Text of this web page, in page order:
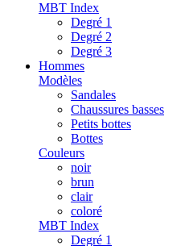
MBT Index
Degré 1
Degré 2
Degré 3
Hommes
Modèles
Sandales
Chaussures basses
Petits bottes
Bottes
Couleurs
noir
brun
clair
coloré
MBT Index
Degré 1